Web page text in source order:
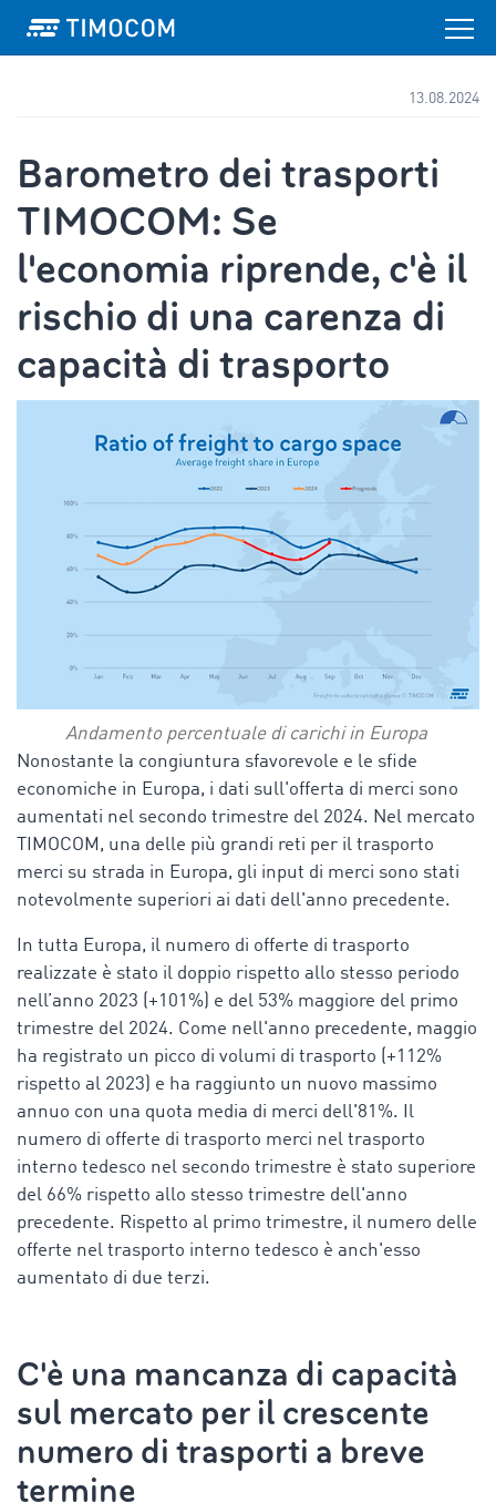
13.08.2024
Barometro dei trasporti
TIMOCOM: Se
l'economia riprende, c'è il
rischio di una carenza di
capacità di trasporto
Andamento percentuale di carichi in Europa
Nonostante la congiuntura sfavorevole e le sfide
economiche in Europa, i dati sull'offerta di merci sono
aumentati nel secondo trimestre del 2024. Nel mercato
TIMOCOM, una delle più grandi reti per il trasporto
merci su strada in Europa, gli input di merci sono stati
notevolmente superiori ai dati dell'anno precedente.
In tutta Europa, il numero di offerte di trasporto
realizzate è stato il doppio rispetto allo stesso periodo
nell’anno 2023 (+101%) e del 53% maggiore del primo
trimestre del 2024. Come nell'anno precedente, maggio
ha registrato un picco di volumi di trasporto (+112%
rispetto al 2023) e ha raggiunto un nuovo massimo
annuo con una quota media di merci dell'81%. Il
numero di offerte di trasporto merci nel trasporto
interno tedesco nel secondo trimestre è stato superiore
del 66% rispetto allo stesso trimestre dell'anno
precedente. Rispetto al primo trimestre, il numero delle
offerte nel trasporto interno tedesco è anch'esso
aumentato di due terzi.
C'è una mancanza di capacità
sul mercato per il crescente
numero di trasporti a breve
termine